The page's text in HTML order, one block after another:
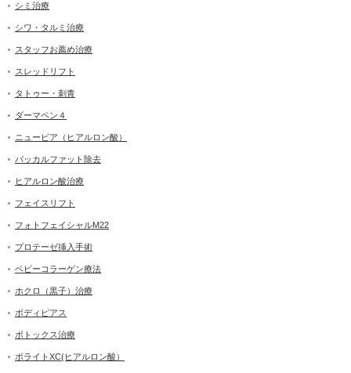
シミ治療
シワ・タルミ治療
スタッフお薦め治療
スレッドリフト
タトゥー・刺青
ダーマペン４
ニュービア（ヒアルロン酸）
バッカルファット除去
ヒアルロン酸治療
フェイスリフト
フォトフェイシャルM22
プロテーゼ挿入手術
ベビーコラーゲン療法
ホクロ（黒子）治療
ボディピアス
ボトックス治療
ボライトXC(ヒアルロン酸）